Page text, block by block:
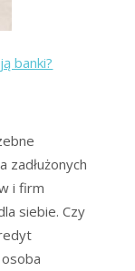
banki?
zadłużonych
i firm
siebie. Czy